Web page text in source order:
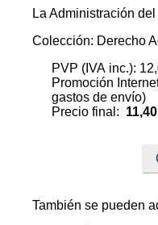
La Administración
Colección: Derecho
PVP (IVA inc.):
Promoción
gastos de envío)
Precio final: 11,40
También se pueden